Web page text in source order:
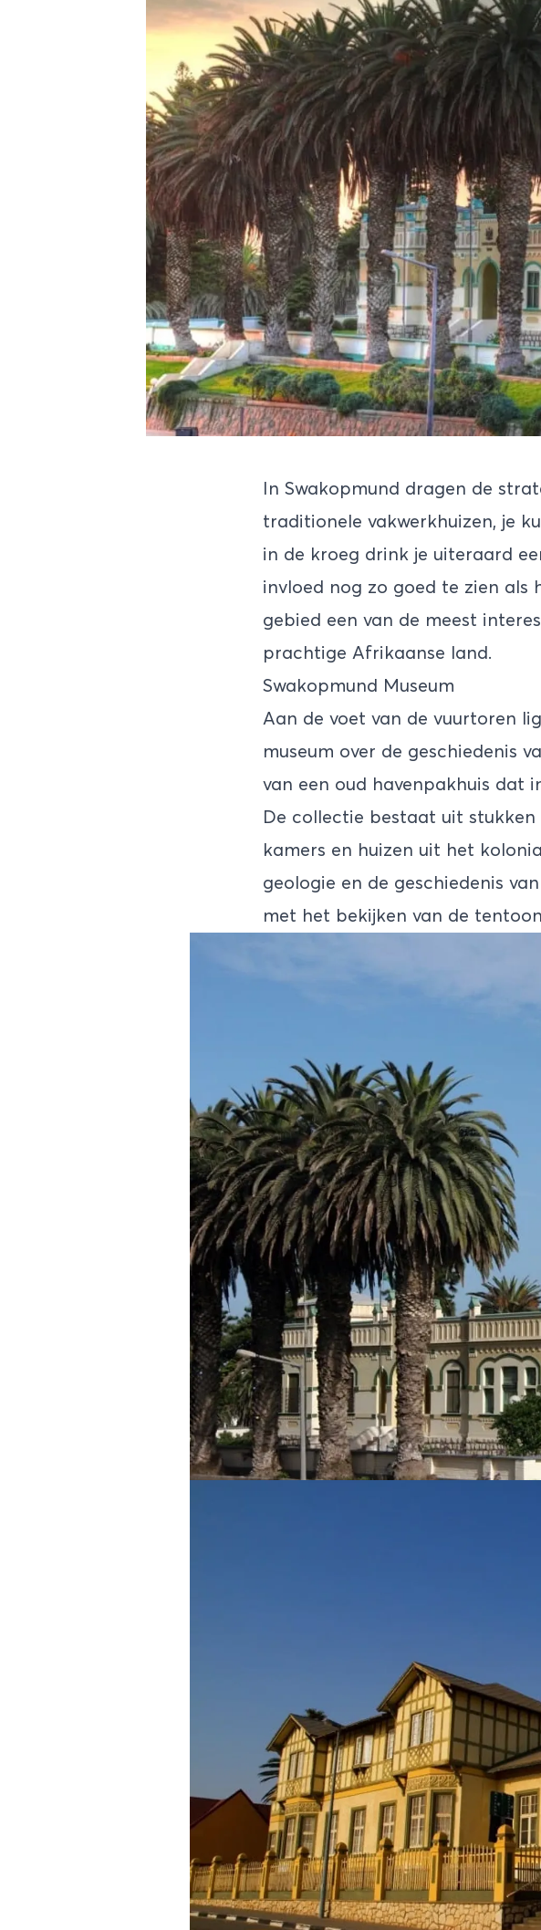
In Swakopmund dragen de
traditionele vakwerkhuizen, je
in de kroeg drink je uiteraard
invloed nog zo goed te zien als
gebied een van de meest
prachtige Afrikaanse land.
Swakopmund Museum
Aan de voet van de vuurtoren
museum over de geschiedenis
van een oud havenpakhuis dat
De collectie bestaat uit
kamers en huizen uit het
geologie en de geschiedenis
met het bekijken van de